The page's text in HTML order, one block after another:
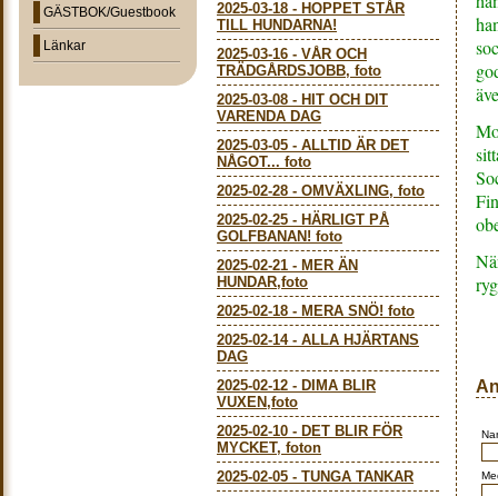
GÄSTBOK/Guestbook
Länkar
2025-03-18 - HOPPET STÅR
TILL HUNDARNA!
2025-03-16 - VÅR OCH
TRÄDGÅRDSJOBB, foto
2025-03-08 - HIT OCH DIT
VARENDA DAG
2025-03-05 - ALLTID ÄR DET
NÅGOT... foto
2025-02-28 - OMVÄXLING, foto
2025-02-25 - HÄRLIGT PÅ
GOLFBANAN! foto
2025-02-21 - MER ÄN
HUNDAR,foto
2025-02-18 - MERA SNÖ! foto
2025-02-14- ALLA HJÄRTANS
DAG
2025-02-12 - DIMA BLIR
VUXEN,foto
2025-02-10 - DET BLIR FÖR
MYCKET, foton
2025-02-05 - TUNGA TANKAR